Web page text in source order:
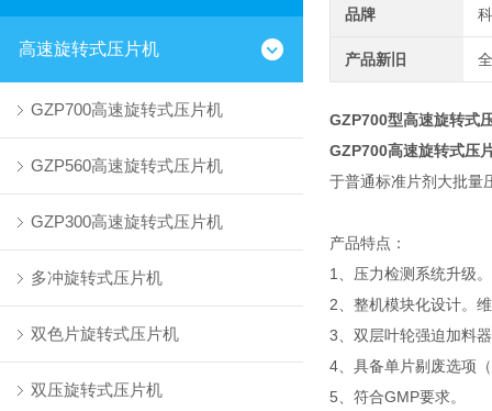
高速旋转式压片机
GZP700高速旋转式压片机
GZP560高速旋转式压片机
GZP300高速旋转式压片机
多冲旋转式压片机
双色片旋转式压片机
双压旋转式压片机
品牌
产品新旧
GZP700型高速旋转式
GZP700高速旋转式压
于普通标准片剂大批量
产品特点：
1、压力检测系统升级。
2、整机模块化设计。
3、双层叶轮强迫加料
4、具备单片剔废选项
5、符合GMP要求。